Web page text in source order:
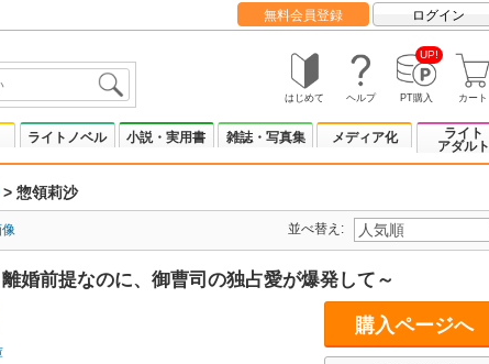
無料会員登録 ログイン
はじめて ヘルプ
UP!
PT購入 カート
ライトノベル 小説・実用書 雑誌・写真集 メディア化
ライト
アダルト
> 惣領莉沙
並べ替え:
婚前提なのに、御曹司の独占愛が爆発して～
購入ページへ